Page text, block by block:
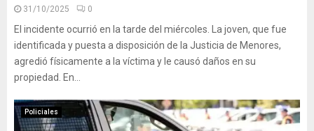
31/10/2025 0
El incidente ocurrió en la tarde del miércoles. La joven, que fue
identificada y puesta a disposición de la Justicia de Menores,
agredió físicamente a la víctima y le causó daños en su
propiedad. En...
Policiales